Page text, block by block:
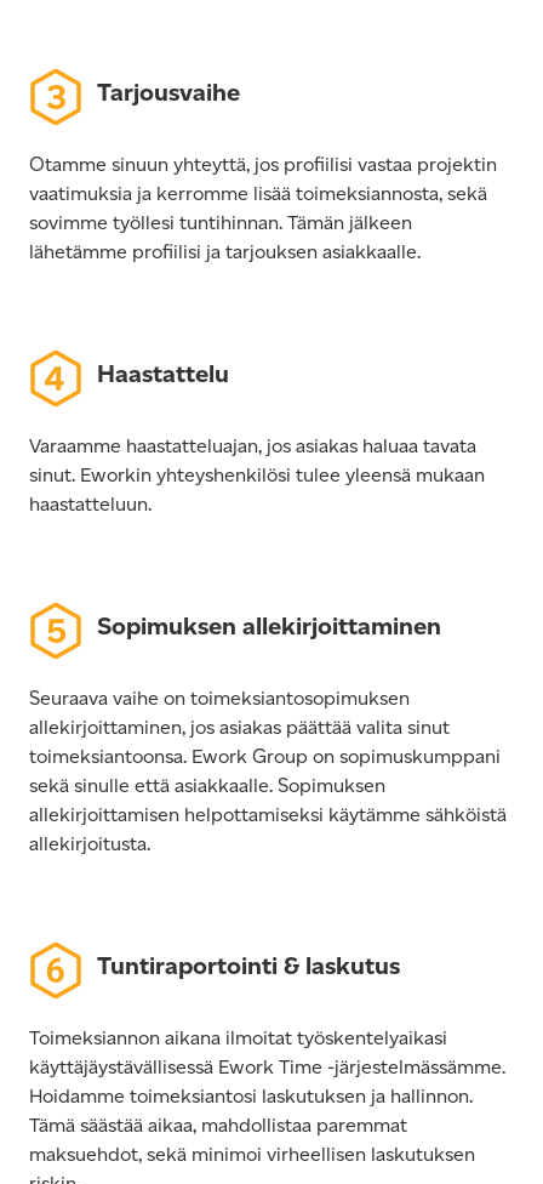
Tarjousvaihe
Otamme sinuun yhteyttä, jos profiilisi vastaa projektin
vaatimuksia ja kerromme lisää toimeksiannosta, sekä
sovimme työllesi tuntihinnan. Tämän jälkeen
lähetämme profiilisi ja tarjouksen asiakkaalle.
Haastattelu
Varaamme haastatteluajan, jos asiakas haluaa tavata
sinut. Eworkin yhteyshenkilösi tulee yleensä mukaan
haastatteluun.
Sopimuksen allekirjoittaminen
Seuraava vaihe on toimeksiantosopimuksen
allekirjoittaminen, jos asiakas päättää valita sinut
toimeksiantoonsa. Ework Group on sopimuskumppani
sekä sinulle että asiakkaalle. Sopimuksen
allekirjoittamisen helpottamiseksi käytämme sähköistä
allekirjoitusta.
Tuntiraportointi & laskutus
Toimeksiannon aikana ilmoitat työskentelyaikasi
käyttäjäystävällisessä Ework Time -järjestelmässämme.
Hoidamme toimeksiantosi laskutuksen ja hallinnon.
Tämä säästää aikaa, mahdollistaa paremmat
maksuehdot, sekä minimoi virheellisen laskutuksen